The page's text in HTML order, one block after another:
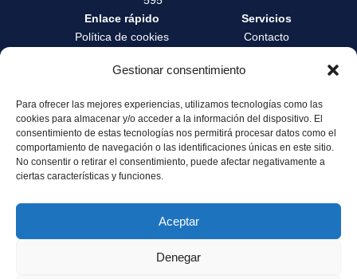
Gestionar consentimiento
Para ofrecer las mejores experiencias, utilizamos tecnologías como las
cookies para almacenar y/o acceder a la información del dispositivo. El
consentimiento de estas tecnologías nos permitirá procesar datos como el
comportamiento de navegación o las identificaciones únicas en este sitio.
No consentir o retirar el consentimiento, puede afectar negativamente a
ciertas características y funciones.
Aceptar
Denegar
Servicios
Contacto
Zona privada
Área profesionales
Enlace rápido
Política de cookies
Canal de denuncia
Servicio de Atención al
Cliente
Sostenibilidad y